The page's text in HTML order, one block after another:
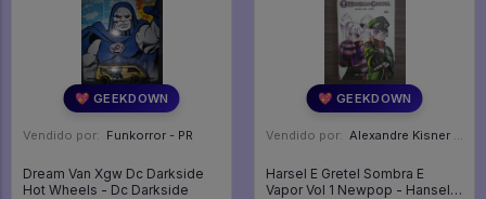
💖 GEEKDOWN
Vendido por: Funkorror - PR
Dream Van Xgw Dc Darkside
Hot Wheels - Dc Darkside
💖 GEEKDOWN
Vendido por: Alexandre Kisner - PR
Harsel E Gretel Sombra E
Vapor Vol 1 Newpop - Hansel &